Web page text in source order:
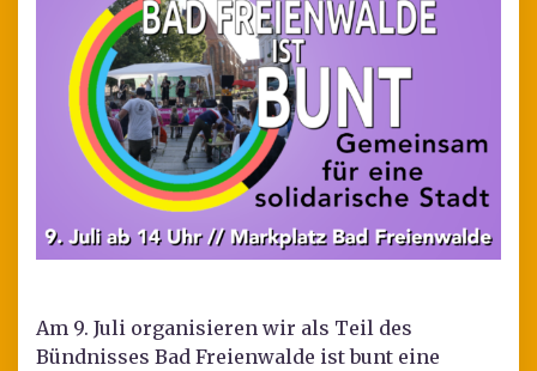
Am 9. Juli organisieren wir als Teil des
Bündnisses Bad Freienwalde ist bunt eine